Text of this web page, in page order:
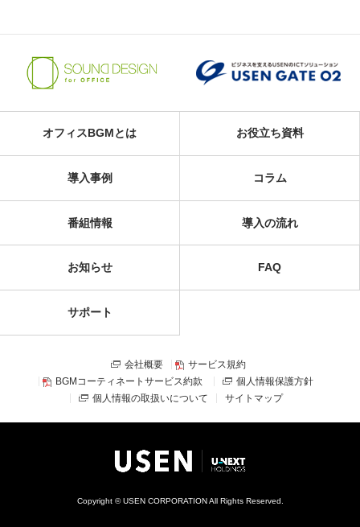
オフィスBGMとは お役立ち資料
導入事例 コラム
番組情報 導入の流れ
お知らせ FAQ
サポート
会社概要
サービス規約
BGMコーティネートサービス約款
個人情報保護方針
個人情報の取扱いについて
サイトマップ
Copyright © USEN CORPORATION All Rights Reserved.